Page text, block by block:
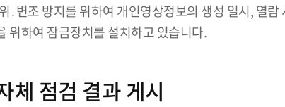
․변조 방지를 위하여 개인영상정보의 생성 일시, 열
위하여 잠금장치를 설치하고 있습니다.
체 점검 결과 게시